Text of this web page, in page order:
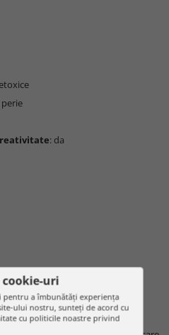
perie
: da
cookie-uri
pentru a îmbunătăți experiența
ului nostru, sunteți de acord cu
cu politicile noastre privind